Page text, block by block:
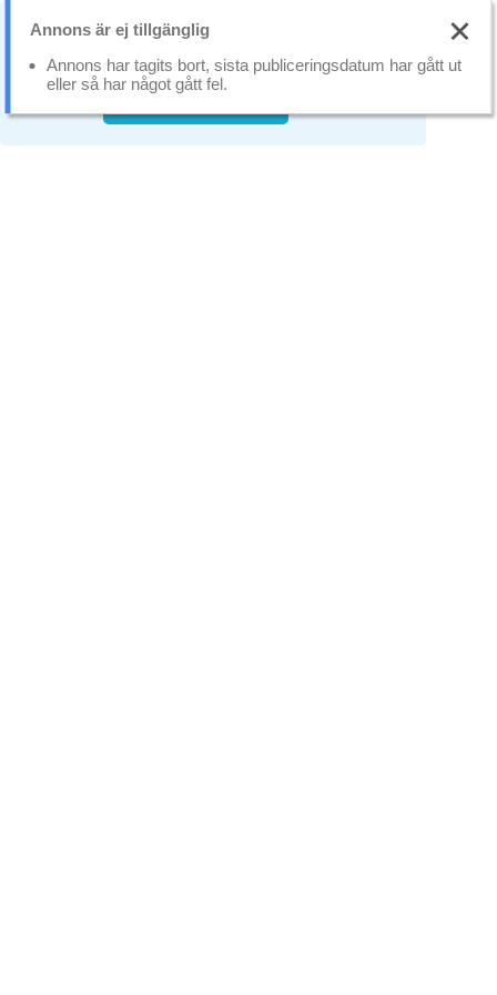
Vi använder oss av cookies som gör att
webbplatsen fungerar bättre.
Läs mer
Annons är ej tillgänglig
Annons har tagits bort, sista publiceringsdatum har gått ut
eller så har något gått fel.